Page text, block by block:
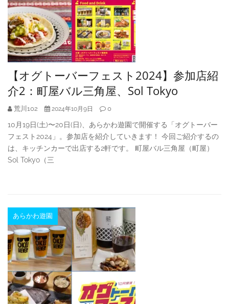
【オグトーバーフェスト2024】参加店紹
介2：町屋バル三角屋、Sol Tokyo
荒川102 2024年10月9日 0
10月19日(土)〜20日(日)、あらかわ遊園で開催する「オグトーバー
フェスト2024」。参加店を紹介していきます！ 今回ご紹介するの
は、キッチンカーで出店する2軒です。 町屋バル三角屋（町屋）
Sol Tokyo（三
あらかわ遊園